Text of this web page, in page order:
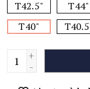
T42.5"
T44"
T40"
+
-